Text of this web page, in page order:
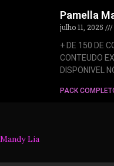
Pamella
julho 11, 2025
+ DE 150 DE
CONTEUDO
DISPONIVEL
PACK
Mandy Lia